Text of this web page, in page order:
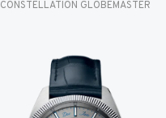
CONSTELLATION GLOBEMASTER